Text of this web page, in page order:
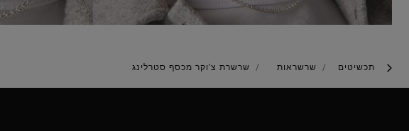
תכשיטים שרשראות שרשרת צ'וקר מכסף סטרלינג